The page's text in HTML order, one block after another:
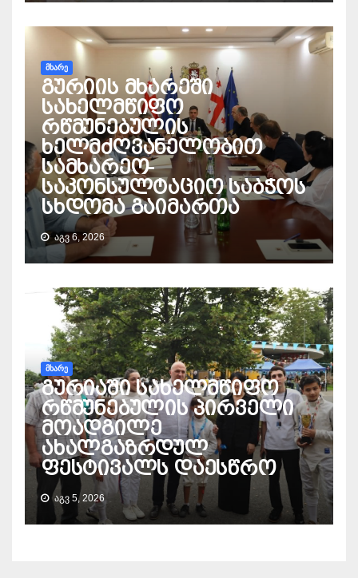
ᲛᲮᲐᲠᲔ
გურიის მხარეში
სახელმწიფო
რწმუნებულის
ხელმძღვანელობით
სამხარეო-
საკონსულტაციო საბჭოს
სხდომა გაიმართა
ᲐᲒᲕ 6, 2026
ᲛᲮᲐᲠᲔ
გურიაში სახელმწიფო
რწმუნებულის პირველი
მოადგილე
ახალგაზრდულ
ფესტივალს დაესწრო
ᲐᲒᲕ 5, 2026